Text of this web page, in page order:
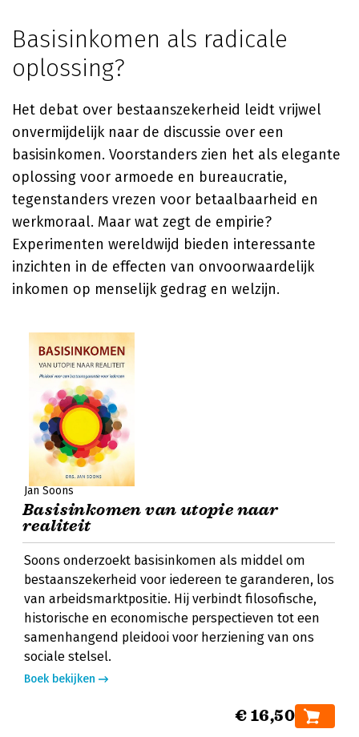
Basisinkomen als radicale
oplossing?
Het debat over bestaanszekerheid leidt vrijwel
onvermijdelijk naar de discussie over een
basisinkomen. Voorstanders zien het als elegante
oplossing voor armoede en bureaucratie,
tegenstanders vrezen voor betaalbaarheid en
werkmoraal. Maar wat zegt de empirie?
Experimenten wereldwijd bieden interessante
inzichten in de effecten van onvoorwaardelijk
inkomen op menselijk gedrag en welzijn.
Jan Soons
Basisinkomen van utopie naar
realiteit
Soons onderzoekt basisinkomen als middel om
bestaanszekerheid voor iedereen te garanderen, los
van arbeidsmarktpositie. Hij verbindt filosofische,
historische en economische perspectieven tot een
samenhangend pleidooi voor herziening van ons
sociale stelsel.
Boek bekijken
€ 16,50